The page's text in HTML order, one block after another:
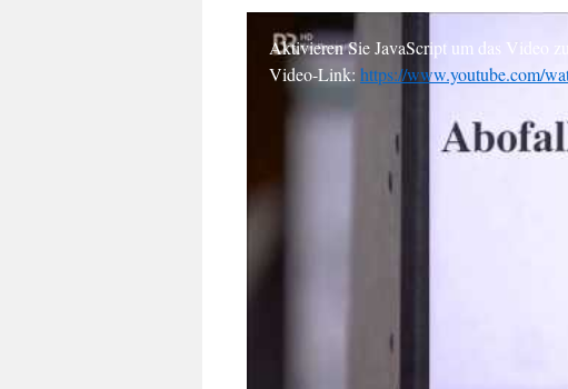
Aktivieren Sie JavaScript um das Video zu
Video-Link: https://www.youtube.com/